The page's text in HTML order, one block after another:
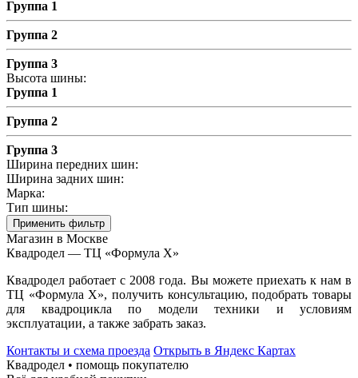
Группа 1
Группа 2
Группа 3
Высота шины:
Группа 1
Группа 2
Группа 3
Ширина передних шин:
Ширина задних шин:
Марка:
Тип шины:
Применить фильтр
Магазин в Москве
Квадродел — ТЦ «Формула Х»
Квадродел работает с 2008 года. Вы можете приехать к нам в
ТЦ «Формула Х», получить консультацию, подобрать товары
для квадроцикла по модели техники и условиям
эксплуатации, а также забрать заказ.
Контакты и схема проезда Открыть в Яндекс Картах
Квадродел • помощь покупателю